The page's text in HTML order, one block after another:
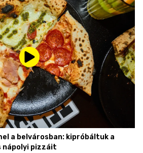
a belvárosban: kipróbáltuk a
nápolyi pizzáit